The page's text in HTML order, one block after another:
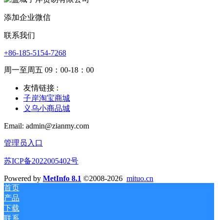
添加企业微信
联系我们
+86-185-5154-7268
周一至周五 09：00-18：00
友情链接 :
子岸淘宝商城
义乌小商品城
Email: admin@zianmy.com
管理员入口
苏ICP备2022005402号
Powered by MetInfo 8.1 ©2008-2026 mituo.cn
首页
产品
下载
联系